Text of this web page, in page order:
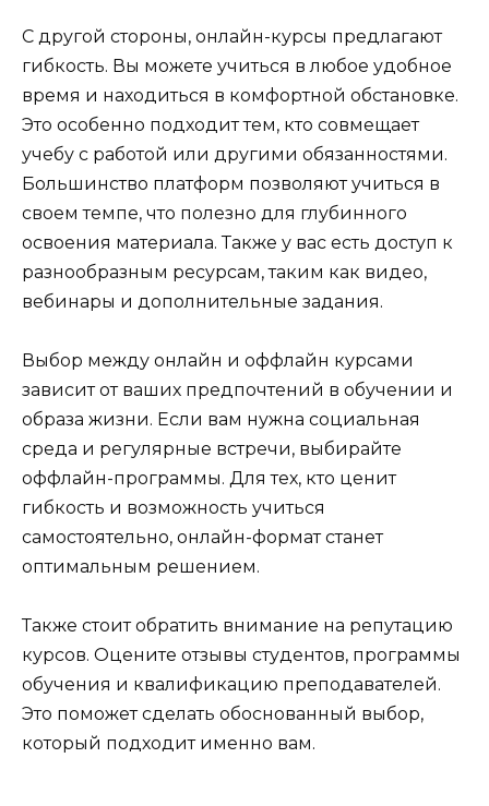
С другой стороны, онлайн-курсы предлагают
гибкость. Вы можете учиться в любое удобное
время и находиться в комфортной обстановке.
Это особенно подходит тем, кто совмещает
учебу с работой или другими обязанностями.
Большинство платформ позволяют учиться в
своем темпе, что полезно для глубинного
освоения материала. Также у вас есть доступ к
разнообразным ресурсам, таким как видео,
вебинары и дополнительные задания.
Выбор между онлайн и оффлайн курсами
зависит от ваших предпочтений в обучении и
образа жизни. Если вам нужна социальная
среда и регулярные встречи, выбирайте
оффлайн-программы. Для тех, кто ценит
гибкость и возможность учиться
самостоятельно, онлайн-формат станет
оптимальным решением.
Также стоит обратить внимание на репутацию
курсов. Оцените отзывы студентов, программы
обучения и квалификацию преподавателей.
Это поможет сделать обоснованный выбор,
который подходит именно вам.